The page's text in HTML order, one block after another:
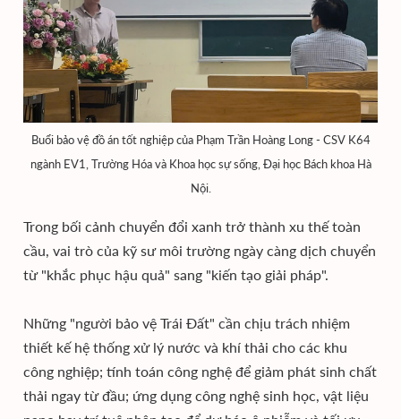
Buổi bảo vệ đồ án tốt nghiệp của Phạm Trần Hoàng Long - CSV K64
ngành EV1, Trường Hóa và Khoa học sự sống, Đại học Bách khoa Hà
Nội.
Trong bối cảnh chuyển đổi xanh trở thành xu thế toàn
cầu, vai trò của kỹ sư môi trường ngày càng dịch chuyển
từ "khắc phục hậu quả" sang "kiến tạo giải pháp".
Những "người bảo vệ Trái Đất" cần chịu trách nhiệm
thiết kế hệ thống xử lý nước và khí thải cho các khu
công nghiệp; tính toán công nghệ để giảm phát sinh chất
thải ngay từ đầu; ứng dụng công nghệ sinh học, vật liệu